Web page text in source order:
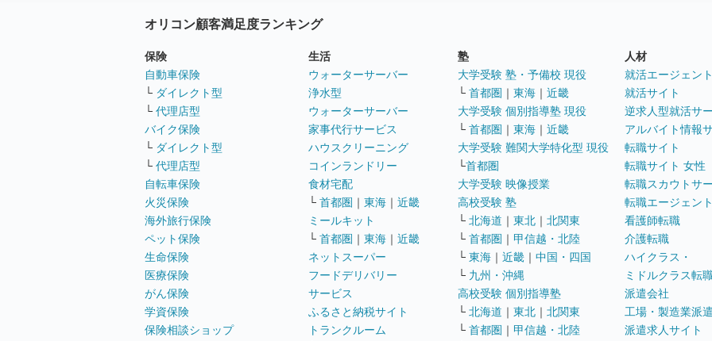
オリコン顧客満足度ランキング
保険
自動車保険
└ ダイレクト型
└ 代理店型
バイク保険
└ ダイレクト型
└ 代理店型
自転車保険
火災保険
海外旅行保険
ペット保険
生命保険
医療保険
がん保険
学資保険
保険相談ショップ
生活
ウォーターサーバー
浄水型
ウォーターサーバー
家事代行サービス
ハウスクリーニング
コインランドリー
食材宅配
└ 首都圏 ｜ 東海 ｜ 近畿
ミールキット
└ 首都圏 ｜ 東海 ｜ 近畿
ネットスーパー
フードデリバリー
サービス
ふるさと納税サイト
トランクルーム
塾
大学受験 塾・予備校 現役
└ 首都圏 ｜ 東海 ｜ 近畿
大学受験 個別指導塾 現役
└ 首都圏 ｜ 東海 ｜ 近畿
大学受験 難関大学特化型 現役
└首都圏
大学受験 映像授業
高校受験 塾
└ 北海道 ｜ 東北 ｜ 北関東
└ 首都圏 ｜ 甲信越・北陸
└ 東海 ｜ 近畿 ｜ 中国・四国
└ 九州・沖縄
高校受験 個別指導塾
└ 北海道 ｜ 東北 ｜ 北関東
└ 首都圏 ｜ 甲信越・北陸
人材
就活エージェント
就活サイト
逆求人型就活サ
アルバイト情報
転職サイト
転職サイト 女性
転職スカウトサ
転職エージェント
看護師転職
介護転職
ハイクラス・
ミドルクラス転
派遣会社
工場・製造業派遣
派遣求人サイト